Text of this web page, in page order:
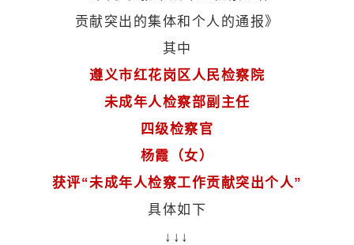
贡献突出的集体和个人的通报》
其中
遵义市红花岗区人民检察院
未成年人检察部副主任
四级检察官
杨霞 （女）
获评“未成年人检察工作贡献突出个人”
具体如下
↓↓↓